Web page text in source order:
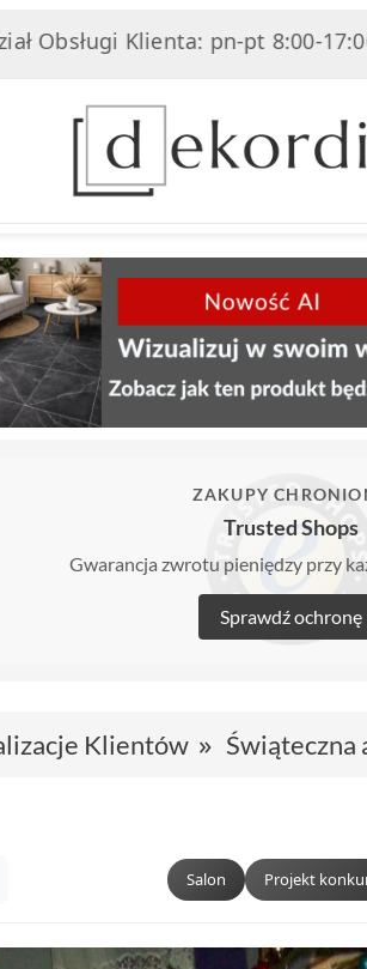
Klienta: pn-pt 8:00-17:00, sob
ZAKUPY
Trusted Shops
Gwarancja zwrotu pieniędzy przy
Sprawdź ochronę
Klientów Świąteczna
Salon Projekt